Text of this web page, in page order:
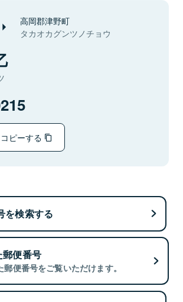
高岡郡津野町
タカオカグンツノチョウ
ピーする
を検索する
便番号
便番号をご覧いただけます。